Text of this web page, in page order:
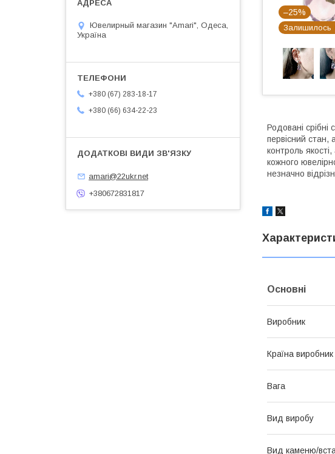
–25%
Залишилось
Родовані
первісний стан,
контроль
кожного
незначно
Основні
Виробник
Країна виробник
Вага
Вид виробу
Вид каменю/
Ювелирный магазин "Amari", Одеса,
Україна
+380 (67) 283-18-17
+380 (66) 634-22-23
amari@22ukr.net
+380672831817